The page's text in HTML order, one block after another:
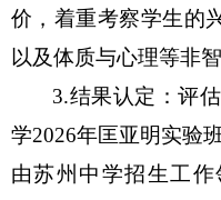
价，着重考察学生的
以及体质与心理等非智
3.结果认定：评
学2026年匡亚明实验
由苏州中学招生工